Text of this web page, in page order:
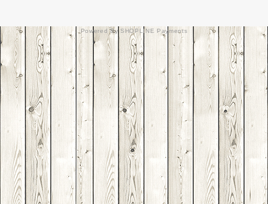
Powered By SHOPLINE Payments